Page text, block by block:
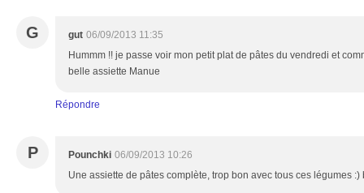
G gut 06/09/2013 11:35
Hummm !! je passe voir mon petit plat de pâtes du vendredi et
belle assiette Manue
Répondre
P Pounchki 06/09/2013 10:26
Une assiette de pâtes complète, trop bon avec tous ces légumes